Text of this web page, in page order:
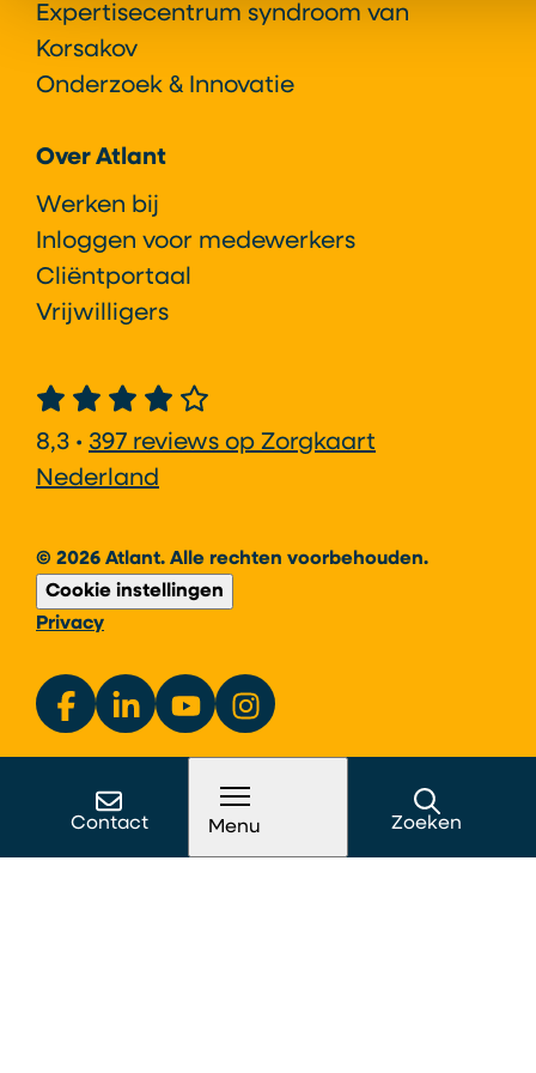
Expertisecentrum syndroom van
Korsakov
Onderzoek & Innovatie
Over Atlant
Werken bij
Inloggen voor medewerkers
Cliëntportaal
Vrijwilligers
8,3 • 397 reviews op Zorgkaart
Nederland
© 2026 Atlant. Alle rechten voorbehouden.
Cookie instellingen
Privacy
Contact Menu Zoeken